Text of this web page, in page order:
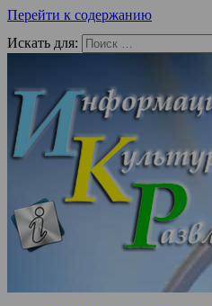
Перейти к содержанию
Искать для: